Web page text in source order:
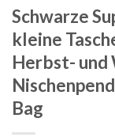
Schwarze
kleine
Herbst- und
Bag